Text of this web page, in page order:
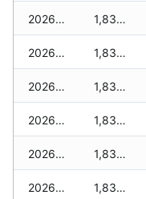
2026-05-24 1,830 zł
2026-05-23 1,830 zł
2026-05-22 1,830 zł
2026-05-21 1,830 zł
2026-05-20 1,830 zł
2026-05-19 1,830 zł